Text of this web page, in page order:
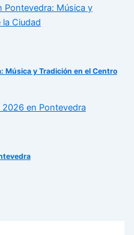
Música y Tradición en el Centro